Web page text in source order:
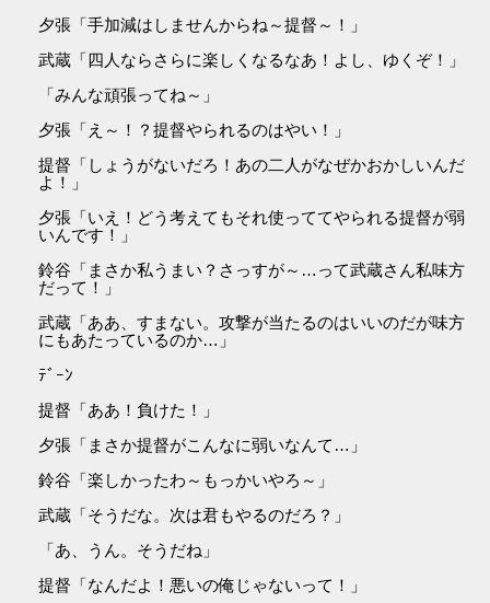
夕張「手加減はしませんからね～提督～！」
武蔵「四人ならさらに楽しくなるなあ！よし、ゆくぞ！」
「みんな頑張ってね～」
夕張「え～！？提督やられるのはやい！」
提督「しょうがないだろ！あの二人がなぜかおかしいんだ
よ！」
夕張「いえ！どう考えてもそれ使っててやられる提督が弱
いんです！」
鈴谷「まさか私うまい？さっすが～…って武蔵さん私味方
だって！」
武蔵「ああ、すまない。攻撃が当たるのはいいのだが味方
にもあたっているのか…」
ﾃﾞｰﾝ
提督「ああ！負けた！」
夕張「まさか提督がこんなに弱いなんて…」
鈴谷「楽しかったわ～もっかいやろ～」
武蔵「そうだな。次は君もやるのだろ？」
「あ、うん。そうだね」
提督「なんだよ！悪いの俺じゃないって！」